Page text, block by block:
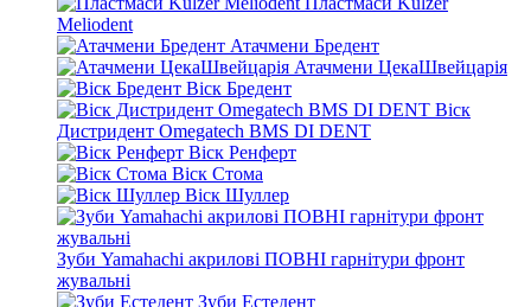
Meliodent
Атачмени Бредент
Атачмени ЦекаШвейцарія
Віск Бредент
Віск
Дистридент Omegatech BMS DI DENT
Віск Ренферт
Віск Стома
Віск Шуллер
Зуби Yamahachi акрилові ПОВНІ гарнітури фронт
жувальні
Зуби Естедент